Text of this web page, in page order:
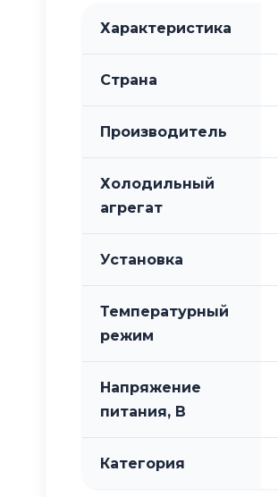
Характеристика
Страна
Производитель
Холодильный
агрегат
Установка
Температурный
режим
Напряжение
питания, В
Категория